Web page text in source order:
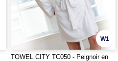
W1
TOWEL CITY TC050 - Peignoir en